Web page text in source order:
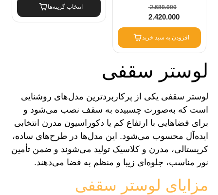
2.680.000
2.420.000
افزودن به سبد خرید
انتخاب گزینه‌ها
لوستر سقفی
لوستر سقفی یکی از پرکاربردترین مدل‌های روشنایی
است که به‌صورت چسبیده به سقف نصب می‌شود و
برای فضاهایی با ارتفاع کم یا دکوراسیون مدرن انتخابی
ایده‌آل محسوب می‌شود. این مدل‌ها در طرح‌های ساده،
کریستالی، مدرن و کلاسیک تولید می‌شوند و ضمن تأمین
نور مناسب، جلوه‌ای زیبا و منظم به فضا می‌دهند.
مزایای لوستر سقفی